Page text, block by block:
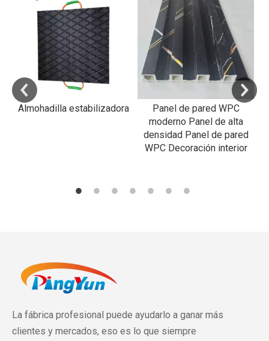
Almohadilla estabilizadora
Panel de pared WPC
moderno Panel de alta
densidad Panel de pared
WPC Decoración interior
La fábrica profesional puede ayudarlo a ganar más
clientes y mercados, eso es lo que siempre